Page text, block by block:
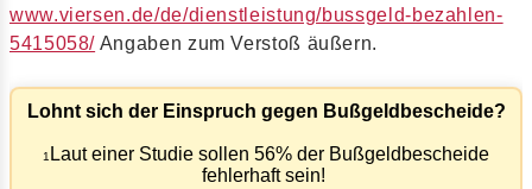
www.viersen.de/de/dienstleistung/bussgeld-bezahlen-
5415058/ Angaben zum Verstoß äußern.
Lohnt sich der Einspruch gegen Bußgeldbescheide?
1 Laut einer Studie sollen 56% der Bußgeldbescheide
fehlerhaft sein!